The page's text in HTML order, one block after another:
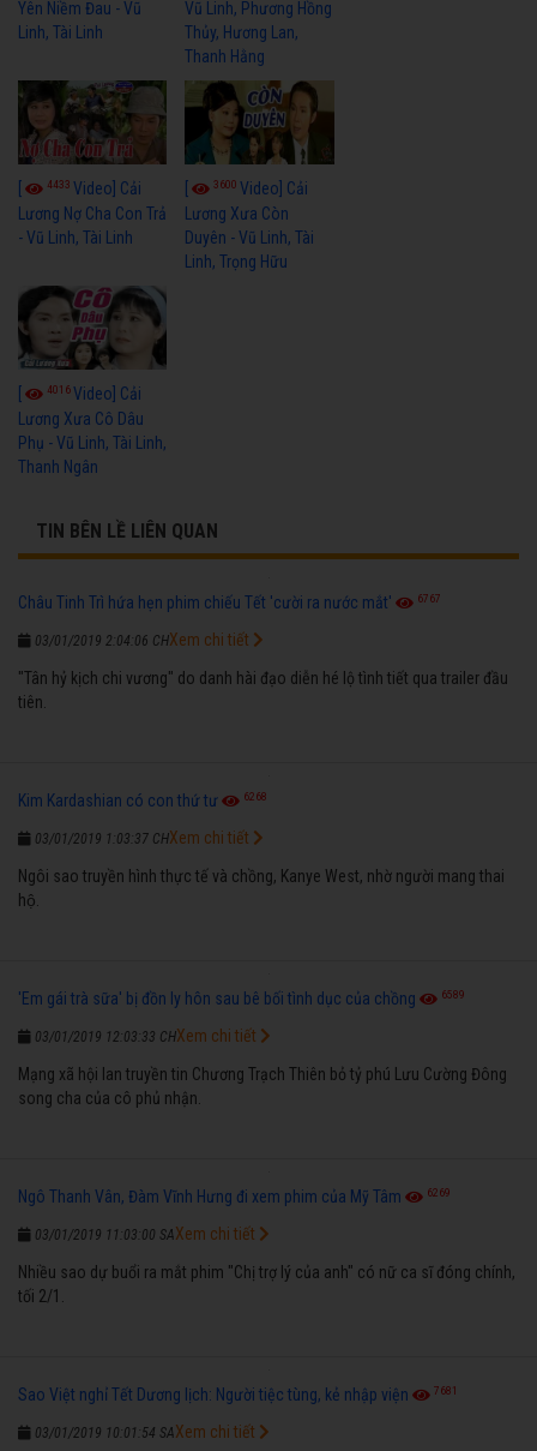
Yên Niềm Đau - Vũ
Linh, Tài Linh
Vũ Linh, Phương Hồng
Thủy, Hương Lan,
Thanh Hằng
4433 Video] Cải
Lương Nợ Cha Con Trả
- Vũ Linh, Tài Linh
3600Video] Cải
Lương Xưa Còn
Duyên - Vũ Linh, Tài
Linh, Trọng Hữu
[ 4016Video] Cải
Lương Xưa Cô Dâu
Phụ - Vũ Linh, Tài Linh,
Thanh Ngân
TIN BÊN LỀ LIÊN QUAN
Châu Tinh Trì hứa hẹn phim chiếu Tết 'cười ra nước mắt' 6767
03/01/2019 2:04:06 CH
"Tân hỷ kịch chi vương" do danh hài đạo diễn hé lộ tình tiết qua trailer đầu
tiên.
Xem chi tiết
Kim Kardashian có con thứ tư 6268
03/01/2019 1:03:37 CH
Ngôi sao truyền hình thực tế và chồng, Kanye West, nhờ người mang thai
hộ.
Xem chi tiết
'Em gái trà sữa' bị đồn ly hôn sau bê bối tình dục của chồng 6589
03/01/2019 12:03:33 CH
Mạng xã hội lan truyền tin Chương Trạch Thiên bỏ tỷ phú Lưu Cường Đông
song cha của cô phủ nhận.
Xem chi tiết
Ngô Thanh Vân, Đàm Vĩnh Hưng đi xem phim của Mỹ Tâm 6269
03/01/2019 11:03:00 SA
Nhiều sao dự buổi ra mắt phim "Chị trợ lý của anh" có nữ ca sĩ đóng chính,
tối 2/1.
Xem chi tiết
Sao Việt nghỉ Tết Dương lịch: Người tiệc tùng, kẻ nhập viện 7681
03/01/2019 10:01:54 SAXem chi tiết